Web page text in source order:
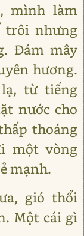
mình làm
trôi nhưng
Đám mây
hương.
từ tiếng
nước cho
thoáng
một vòng
mạnh.
gió thổi
Một cái gì